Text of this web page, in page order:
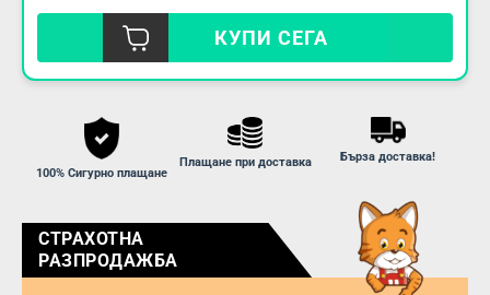
КУПИ СЕГА
100% Сигурно плащане
Плащане при доставка Бърза доставка!
СТРАХОТНА
РАЗПРОДАЖБА